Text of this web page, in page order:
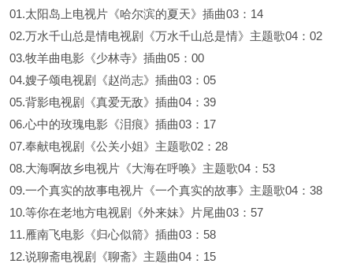
01.太阳岛上电视片《哈尔滨的夏天》插曲03：14
02.万水千山总是情电视剧《万水千山总是情》主题歌04：02
03.牧羊曲电影《少林寺》插曲05：00
04.嫂子颂电视剧《赵尚志》插曲03：05
05.背影电视剧《真爱无敌》插曲04：39
06.心中的玫瑰电影《泪痕》插曲03：17
07.奉献电视剧《公关小姐》主题歌02：28
08.大海啊故乡电视片《大海在呼唤》主题歌04：53
09.一个真实的故事电视片《一个真实的故事》主题歌04：38
10.等你在老地方电视剧《外来妹》片尾曲03：57
11.雁南飞电影《归心似箭》插曲03：58
12.说聊斋电视剧《聊斋》主题曲04：15